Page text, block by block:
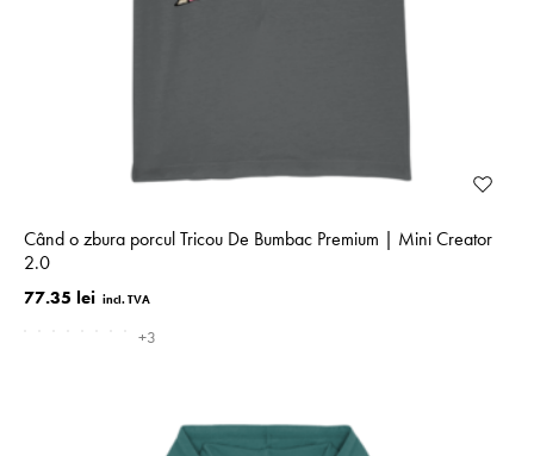
Când o zbura porcul Tricou De Bumbac Premium | Mini Creator
2.0
77.35 lei
+3